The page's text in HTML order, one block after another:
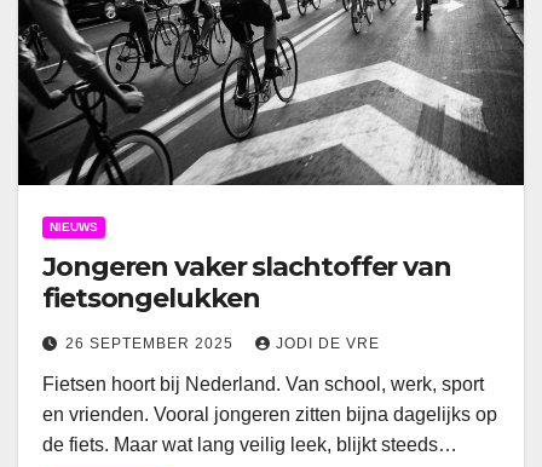
NIEUWS
Jongeren vaker slachtoffer van
fietsongelukken
26 SEPTEMBER 2025 JODI DE VRE
Fietsen hoort bij Nederland. Van school, werk, sport
en vrienden. Vooral jongeren zitten bijna dagelijks op
de fiets. Maar wat lang veilig leek, blijkt steeds…